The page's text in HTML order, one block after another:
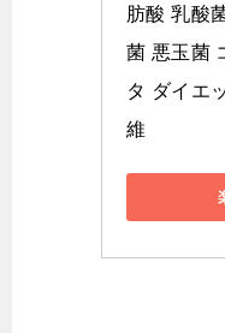
肪酸 乳酸
菌 悪玉菌
タ ダイエ
維